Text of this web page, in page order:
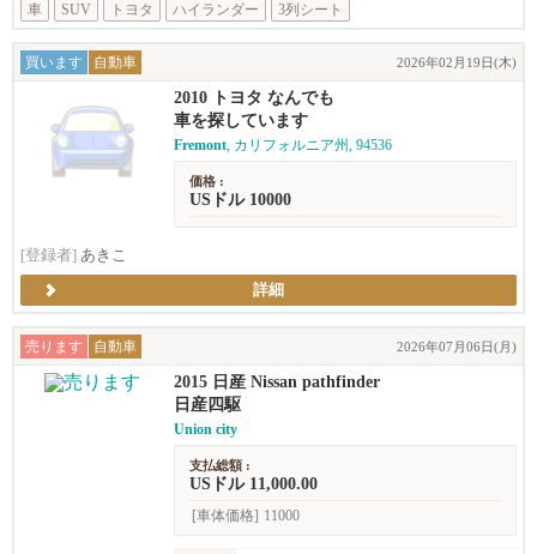
車
SUV トヨタ ハイランダー 3列シート
買います 自動車 2026年02月19日(木)
2010 トヨタ なんでも
車を探しています
Fremont, カリフォルニア州, 94536
価格 :
USドル 10000
[登録者] あきこ
詳細
売ります 自動車 2026年07月06日(月)
2015 日産 Nissan pathfinder
日産四駆
Union city
支払総額 :
USドル 11,000.00
[車体価格] 11000